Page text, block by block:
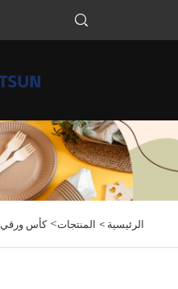
الرئيسية > المنتجات>كأس ورقي